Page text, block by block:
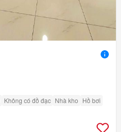
Không có đồ đạc Nhà kho Hồ bơi